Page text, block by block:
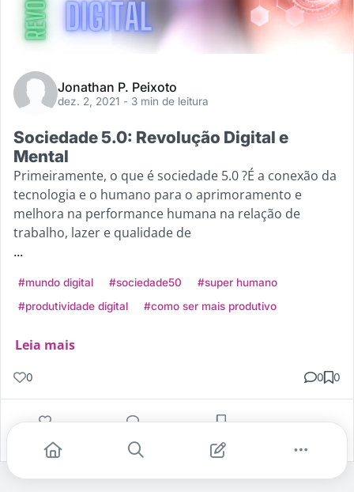
Jonathan P. Peixoto
dez. 2, 2021 - 3 min de leitura
Sociedade 5.0: Revolução Digital e
Mental
Primeiramente, o que é sociedade 5.0 ?É a conexão da
tecnologia e o humano para o aprimoramento e
melhora na performance humana na relação de
trabalho, lazer e qualidade de
...
#mundo digital #sociedade50
#super humano
#produtividade digital
#como ser mais produtivo
Leia mais
0 0 0
Gostei Comentar Salvar